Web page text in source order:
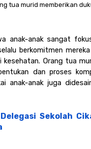
tua murid memberikan
anak-anak sangat
berkomitmen
kesehatan. Orang tua
dan proses
anak-anak juga
Sekolah